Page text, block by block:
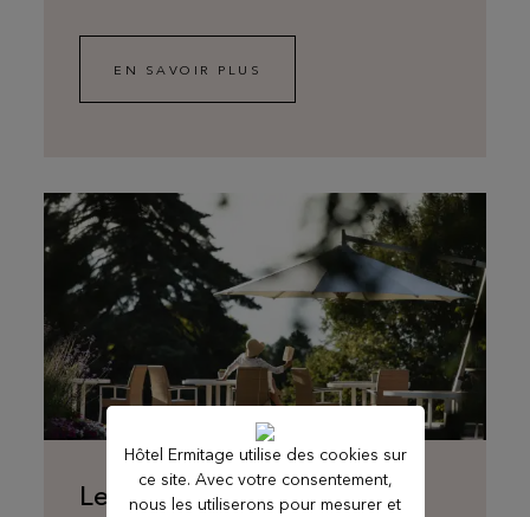
EN SAVOIR PLUS
Le Programme automne
Hôtel Ermitage utilise des cookies sur
ce site. Avec votre consentement,
nous les utiliserons pour mesurer et